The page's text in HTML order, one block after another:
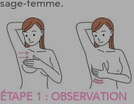
ÉTAPE 1 : OBSERVATION